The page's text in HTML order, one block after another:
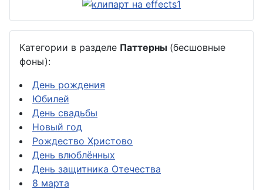
Категории в разделе Паттерны (бесшовные
фоны):
День рождения
Юбилей
День свадьбы
Новый год
Рождество Христово
День влюблённых
День защитника Отечества
8 марта